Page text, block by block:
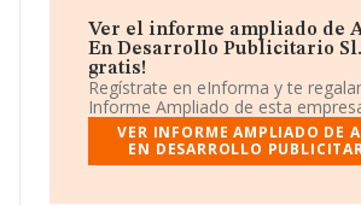
Para saber más puedes acceder a su
este enlace
La sociedad españolaAngeles En
Publicitario S.L, con número de
B82734997, tiene domicilio fiscal en
Blanco Argibay núm. 133 Bj Dr,
Ver el informe ampliado de
En Desarrollo Publicitario Sl.
gratis!
Regístrate en eInforma y te
Informe Ampliado de esta
VER INFORME AMPLIADO DE
EN DESARROLLO